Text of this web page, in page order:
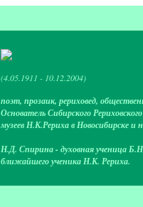
(4.05.1911 - 10.12.2004)
поэт, прозаик, рериховед,
Основатель Сибирского
музеев Н.К.Рериха в Новосибирске и
Н.Д. Спирина - духовная ученица
ближайшего ученика Н.К. Рериха.